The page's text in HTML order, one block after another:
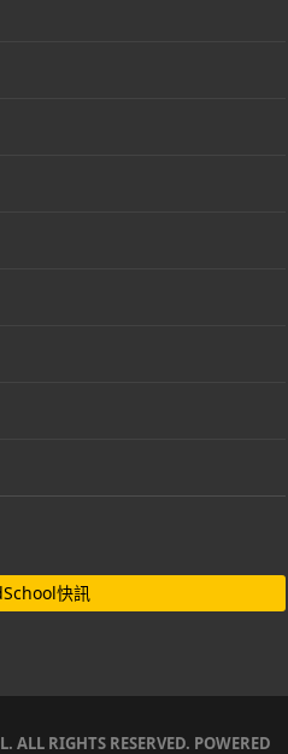
快訊
ALL RIGHTS RESERVED. POWERED